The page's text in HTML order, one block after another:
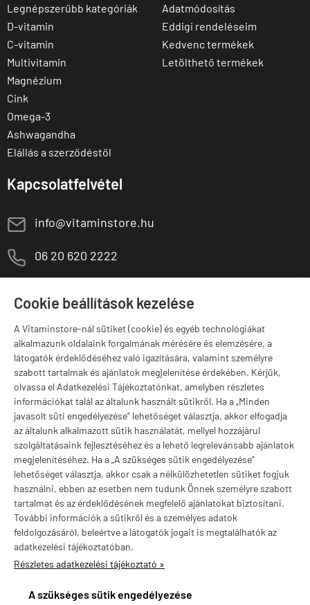
Cookie beállítások kezelése
A Vitaminstore-nál sütiket (cookie) és egyéb technológiákat
alkalmazunk oldalaink forgalmának mérésére és elemzésére, a
látogatók érdeklődéséhez való igazítására, valamint személyre
szabott tartalmak és ajánlatok megjelenítése érdekében. Kérjük,
olvassa el Adatkezelési Tájékoztatónkat, amelyben részletes
információkat talál az általunk használt sütikről. Ha a „Minden
javasolt süti engedélyezése” lehetőséget választja, akkor elfogadja
az általunk alkalmazott sütik használatát, mellyel hozzájárul
szolgáltatásaink fejlesztéséhez és a lehető legrelevánsabb ajánlatok
megjelenítéséhez. Ha a „A szükséges sütik engedélyezése”
lehetőséget választja, akkor csak a nélkülözhetetlen sütiket fogjuk
használni, ebben az esetben nem tudunk Önnek személyre szabott
tartalmat és az érdeklődésének megfelelő ajánlatokat biztosítani.
További információk a sütikről és a személyes adatok
feldolgozásáról, beleértve a látogatók jogait is megtalálhatók az
adatkezelési tájékoztatóban.
Részletes adatkezelési tájékoztató »
A szükséges sütik engedélyezése
Legnépszerűbb kategóriák
D-vitamin
C-vitamin
Multivitamin
Magnézium
Cink
Omega-3
Ashwagandha
Elállás a szerződéstől
Adatmódosítás
Eddigi rendeléseim
Kedvenc termékek
Letölthető termékek
Kapcsolatfelvétel
E info@vitaminstore.hu
M 06 20 620 2222
Szugló u. 83-85.
Márkák
Valuta választás
vitaminstore.hu -Vitaminstore / Gymstore Hungary